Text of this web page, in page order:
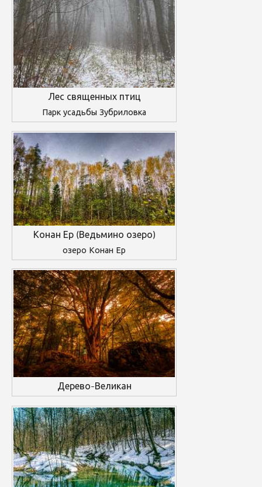
Лес священных птиц
Парк усадьбы Зубриловка
Конан Ер (Ведьмино озеро)
озеро Конан Ер
Дерево-Великан